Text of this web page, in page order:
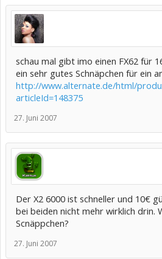
schau mal gibt imo einen FX62 für
ein sehr gutes Schnäpchen für ein
http://www.alternate.de/html/
articleId=148375
27. Juni 2007
Der X2 6000 ist schneller und 10€
bei beiden nicht mehr wirklich drin.
Scnäppchen?
27. Juni 2007